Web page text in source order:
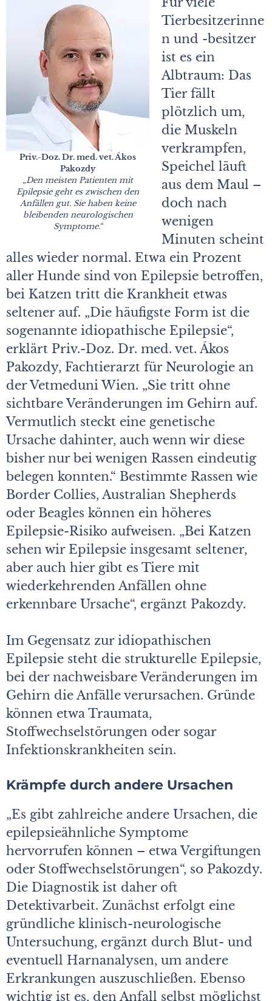
Priv.-Doz. Dr. med. vet. Ákos
Pakozdy
„Den meisten Patienten mit
Epilepsie geht es zwischen den
Anfällen gut. Sie haben keine
bleibenden neurologischen
Symptome.“
Tierbesitzerinne
n und -besitzer
ist es ein
Albtraum: Das
Tier fällt
plötzlich um,
die Muskeln
verkrampfen,
Speichel läuft
aus dem Maul –
doch nach
wenigen
Minuten scheint
alles wieder normal. Etwa ein Prozent
aller Hunde sind von Epilepsie betroffen,
bei Katzen tritt die Krankheit etwas
seltener auf. „Die häufigste Form ist die
sogenannte idiopathische Epilepsie“,
erklärt Priv.-Doz. Dr. med. vet. Ákos
Pakozdy, Fachtierarzt für Neurologie an
der Vetmeduni Wien. „Sie tritt ohne
sichtbare Veränderungen im Gehirn auf.
Vermutlich steckt eine genetische
Ursache dahinter, auch wenn wir diese
bisher nur bei wenigen Rassen eindeutig
belegen konnten.“ Bestimmte Rassen wie
Border Collies, Australian Shepherds
oder Beagles können ein höheres
Epilepsie-Risiko aufweisen. „Bei Katzen
sehen wir Epilepsie insgesamt seltener,
aber auch hier gibt es Tiere mit
wiederkehrenden Anfällen ohne
erkennbare Ursache“, ergänzt Pakozdy.
Im Gegensatz zur idiopathischen
Epilepsie steht die strukturelle Epilepsie,
bei der nachweisbare Veränderungen im
Gehirn die Anfälle verursachen. Gründe
können etwa Traumata,
Stoffwechselstörungen oder sogar
Infektionskrankheiten sein.
Krämpfe durch andere Ursachen
„Es gibt zahlreiche andere Ursachen, die
epilepsieähnliche Symptome
hervorrufen können – etwa Vergiftungen
oder Stoffwechselstörungen“, so Pakozdy.
Die Diagnostik ist daher oft
Detektivarbeit. Zunächst erfolgt eine
gründliche klinisch-neurologische
Untersuchung, ergänzt durch Blut- und
eventuell Harnanalysen, um andere
Erkrankungen auszuschließen. Ebenso
wichtig ist es, den Anfall selbst möglichst